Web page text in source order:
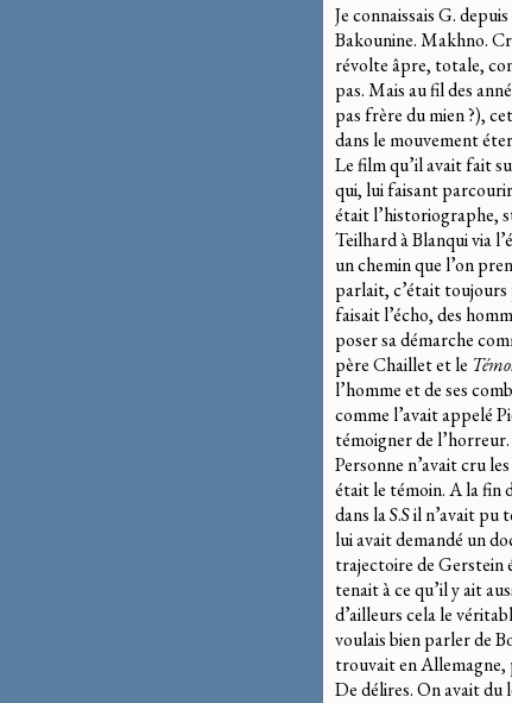
Je connaissais G.
Bakounine. Makhno.
révolte âpre, totale,
pas. Mais au fil des
pas frère du mien ?),
dans le mouvement
Le film qu’il avait fait
qui, lui faisant
était l’historiographe,
Teilhard à Blanqui via
un chemin que l’on
parlait, c’était toujours
faisait l’écho, des
poser sa démarche
père Chaillet et le
l’homme et de ses
comme l’avait appelé
témoigner de
Personne n’avait cru
était le témoin. A la fin
dans la S.S il n’avait
lui avait demandé un
trajectoire de Gerstein
tenait à ce qu’il y ait
d’ailleurs cela le
voulais bien parler de
trouvait en Allemagne,
De délires. On avait du